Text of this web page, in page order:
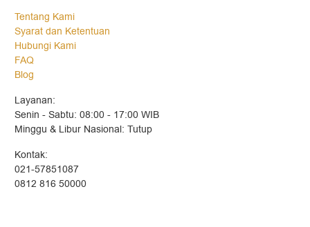
Tentang Kami
Syarat dan Ketentuan
Hubungi Kami
FAQ
Blog
Layanan:
Senin - Sabtu: 08:00 - 17:00 WIB
Minggu & Libur Nasional: Tutup
Kontak:
021-57851087
0812 816 50000